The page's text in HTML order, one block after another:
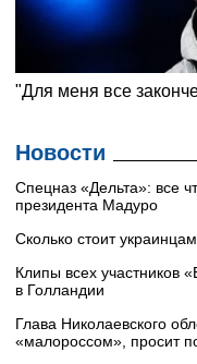
Новости
Cпецназ «Дельта»: все
президента Мадуро
Сколько стоит
Клипы всех участников
в Голландии
Глава Николаевского
«малороссом», просит